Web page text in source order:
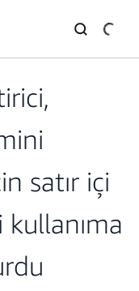
satır içi